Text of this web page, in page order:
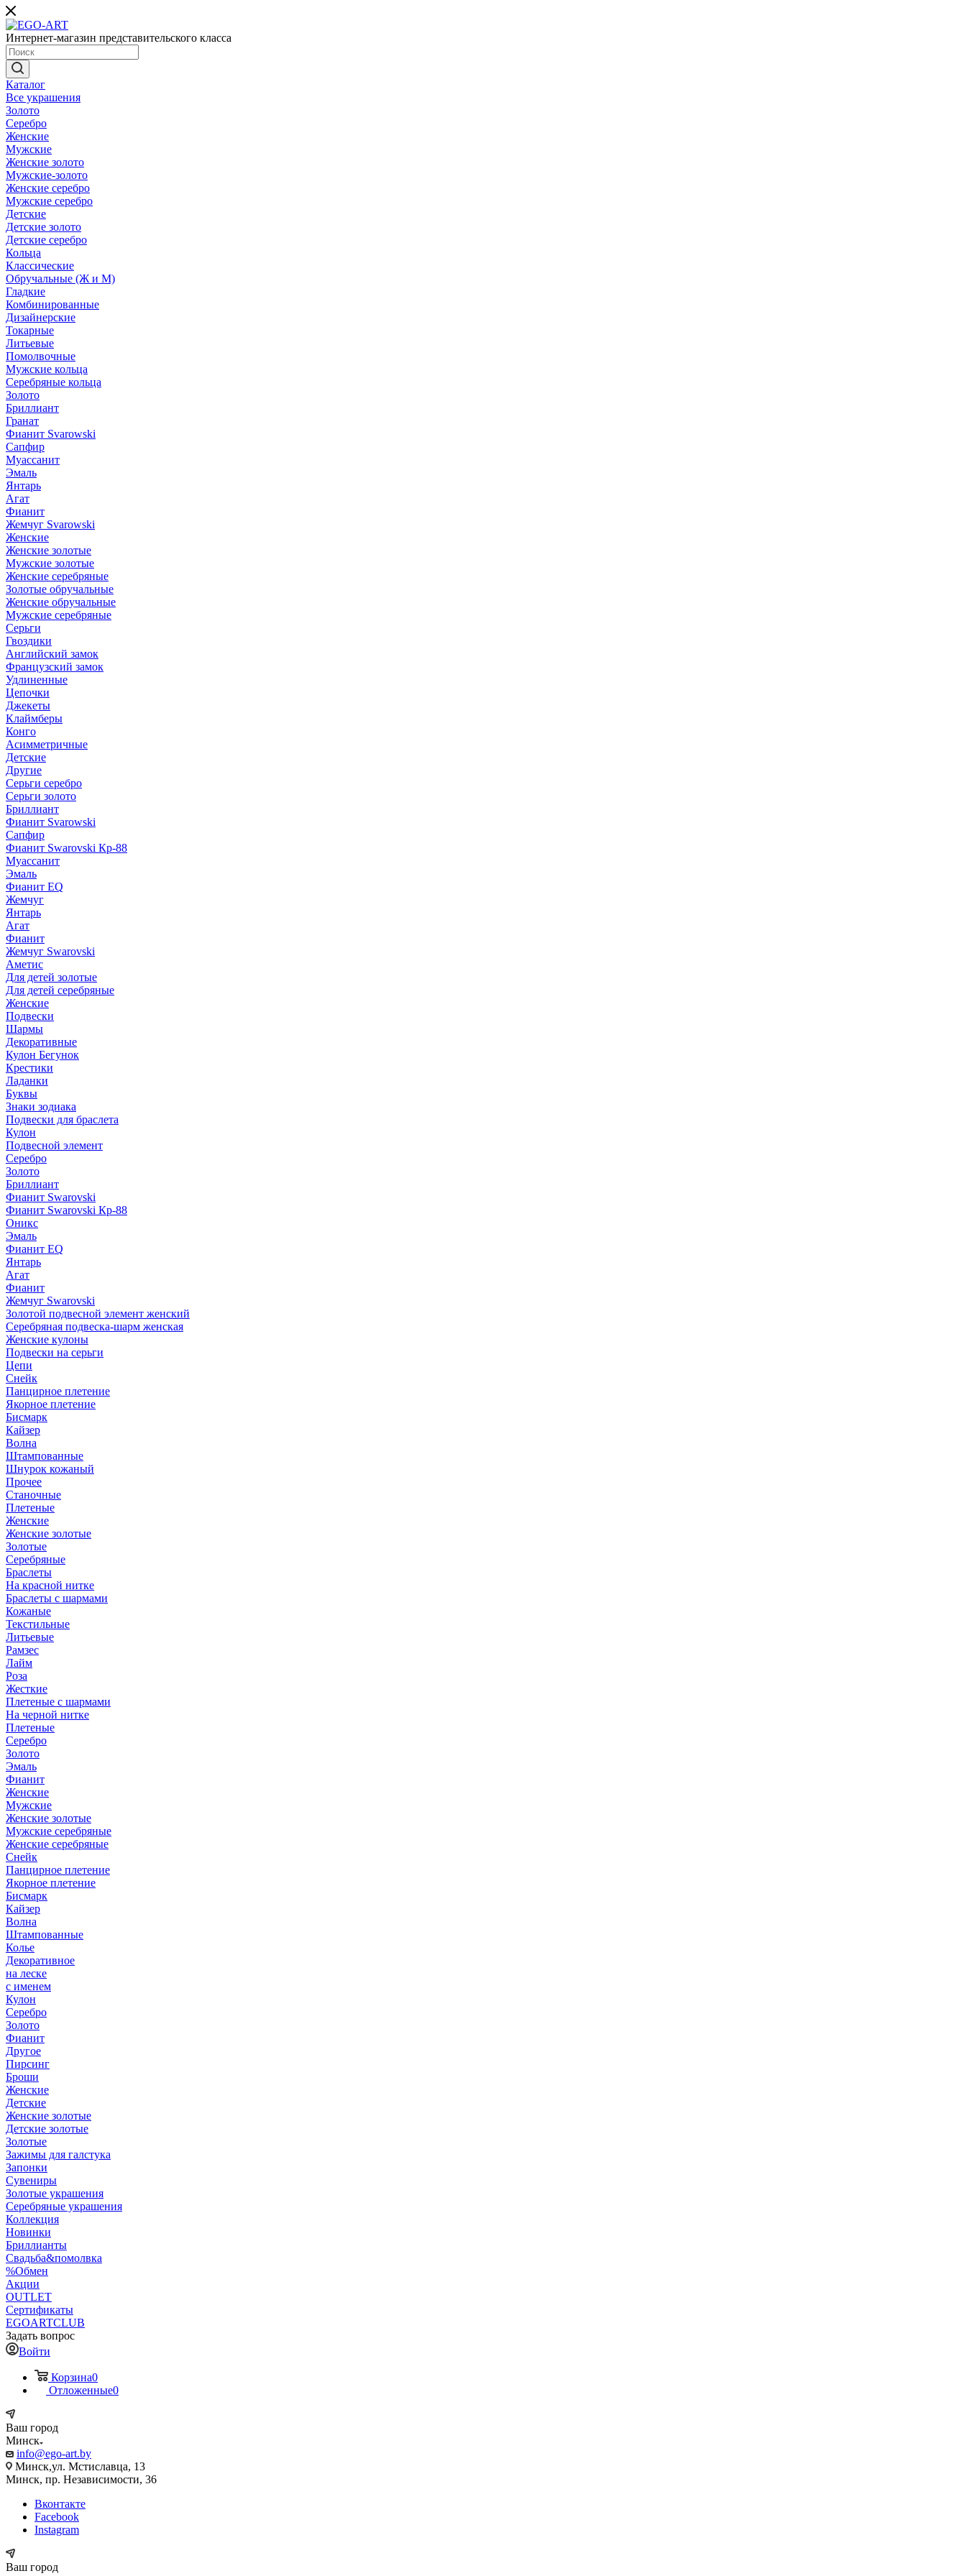
Интернет-магазин представительского класса
Каталог
Все украшения
Золото
Серебро
Женские
Мужские
Женские золото
Мужские-золото
Женские серебро
Мужские серебро
Детские
Детские золото
Детские серебро
Кольца
Классические
Обручальные (Ж и М)
Гладкие
Комбинированные
Дизайнерские
Токарные
Литьевые
Помолвочные
Мужские кольца
Серебряные кольца
Золото
Бриллиант
Гранат
Фианит Svarowski
Сапфир
Муассанит
Эмаль
Янтарь
Агат
Фианит
Жемчуг Svarowski
Женские
Женские золотые
Мужские золотые
Женские серебряные
Золотые обручальные
Женские обручальные
Мужские серебряные
Серьги
Гвоздики
Английский замок
Французский замок
Удлиненные
Цепочки
Джекеты
Клаймберы
Конго
Асимметричные
Детские
Другие
Серьги серебро
Серьги золото
Бриллиант
Фианит Svarowski
Сапфир
Фианит Swarovski Кр-88
Муассанит
Эмаль
Фианит EQ
Жемчуг
Янтарь
Агат
Фианит
Жемчуг Swarovski
Аметис
Для детей золотые
Для детей серебряные
Женские
Подвески
Шармы
Декоративные
Кулон Бегунок
Крестики
Ладанки
Буквы
Знаки зодиака
Подвески для браслета
Кулон
Подвесной элемент
Серебро
Золото
Бриллиант
Фианит Swarovski
Фианит Swarovski Кр-88
Оникс
Эмаль
Фианит EQ
Янтарь
Агат
Фианит
Жемчуг Swarovski
Золотой подвесной элемент женcкий
Серебряная подвеска-шарм женская
Женские кулоны
Подвески на серьги
Цепи
Снейк
Панцирное плетение
Якорное плетение
Бисмарк
Кайзер
Волна
Штампованные
Шнурок кожаный
Прочее
Станочные
Плетеные
Женские
Женские золотые
Золотые
Серебряные
Браслеты
На красной нитке
Браслеты с шармами
Кожаные
Текстильные
Литьевые
Рамзес
Лайм
Роза
Жесткие
Плетеные с шармами
На черной нитке
Плетеные
Серебро
Золото
Эмаль
Фианит
Женские
Мужские
Женские золотые
Мужские серебряные
Женские серебряные
Снейк
Панцирное плетение
Якорное плетение
Бисмарк
Кайзер
Волна
Штампованные
Колье
Декоративное
на леске
с именем
Кулон
Серебро
Золото
Фианит
Другое
Пирсинг
Броши
Женские
Детские
Женские золотые
Детские золотые
Золотые
Зажимы для галстука
Запонки
Сувениры
Золотые украшения
Серебряные украшения
Коллекция
Новинки
Бриллианты
Свадьба&помолвка
%Обмен
Акции
OUTLET
Сертификаты
EGOARTCLUB
Задать вопрос
Войти
Корзина0
Отложенные0
Ваш город
Минск
info@ego-art.by
Минск,ул. Мстиславца, 13
Минск, пр. Независимости, 36
Вконтакте
Facebook
Instagram
Ваш город